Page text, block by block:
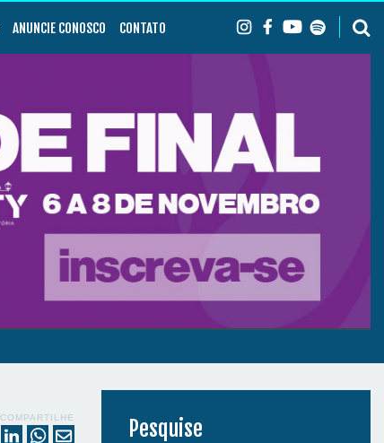
ANUNCIE CONOSCO CONTATO
COMPARTILHE Pesquise